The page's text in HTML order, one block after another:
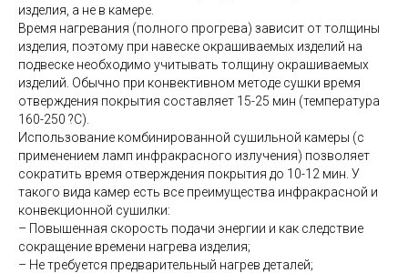
изделия, а не в камере.
Время нагревания (полного прогрева) зависит от толщины
изделия, поэтому при навеске окрашиваемых изделий на
подвеске необходимо учитывать толщину окрашиваемых
изделий. Обычно при конвективном методе сушки время
отверждения покрытия составляет 15-25 мин (температура
160-250 ?С).
Использование комбинированной сушильной камеры (с
применением ламп инфракрасного излучения) позволяет
сократить время отверждения покрытия до 10-12 мин. У
такого вида камер есть все преимущества инфракрасной и
конвекционной сушилки:
– Повышенная скорость подачи энергии и как следствие
сокращение времени нагрева изделия;
– Не требуется предварительный нагрев деталей;